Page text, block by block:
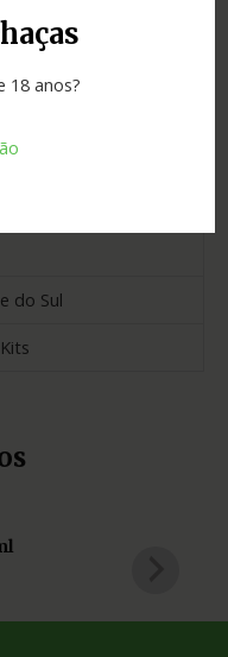
18 anos?
do Sul